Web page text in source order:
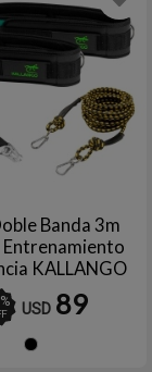
Banda 3m
Entrenamiento
KALLANGO
% USD 89